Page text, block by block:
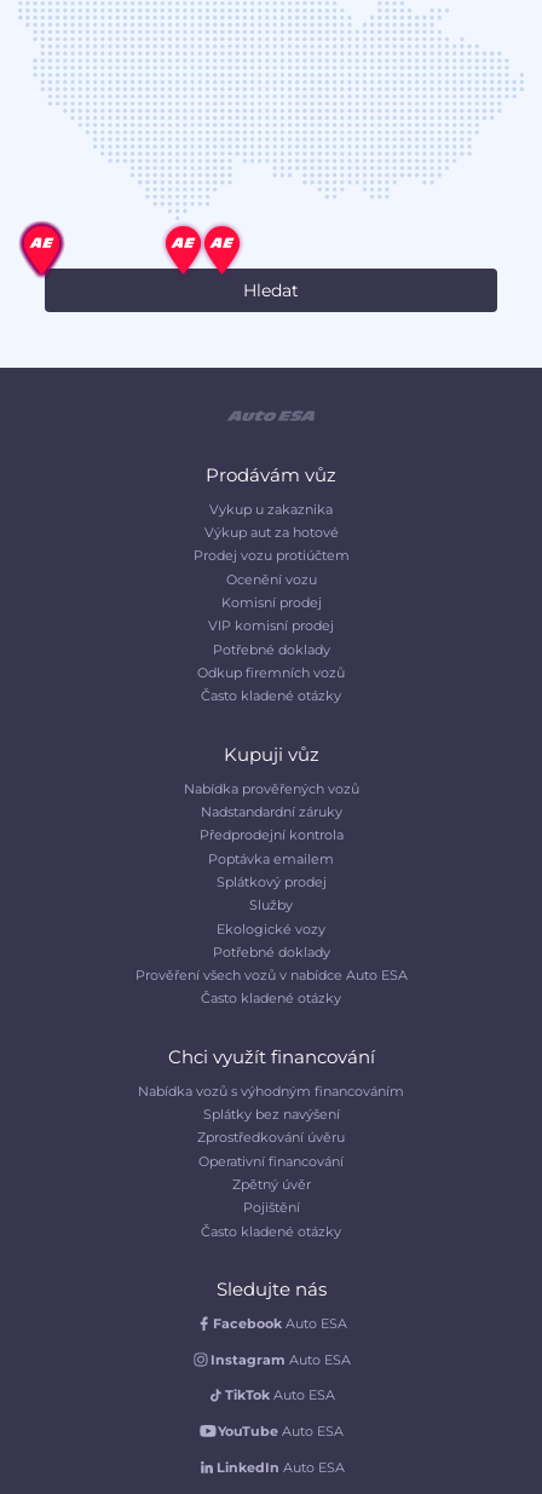
Prodávám vůz
Vykup u zakaznika
Výkup aut za hotové
Prodej vozu protiúčtem
Ocenění vozu
Komisní prodej
VIP komisní prodej
Potřebné doklady
Odkup firemních vozů
Často kladené otázky
Kupuji vůz
Nabídka prověřených vozů
Nadstandardní záruky
Předprodejní kontrola
Poptávka emailem
Splátkový prodej
Služby
Ekologické vozy
Potřebné doklady
Prověření všech vozů v nabídce Auto ESA
Často kladené otázky
Chci využít financování
Nabídka vozů s výhodným financováním
Splátky bez navýšení
Zprostředkování úvěru
Operativní financování
Zpětný úvěr
Pojištění
Často kladené otázky
Sledujte nás
Facebook Auto ESA
Instagram Auto ESA
TikTok Auto ESA
YouTubeAuto ESA
LinkedIn Auto ESA